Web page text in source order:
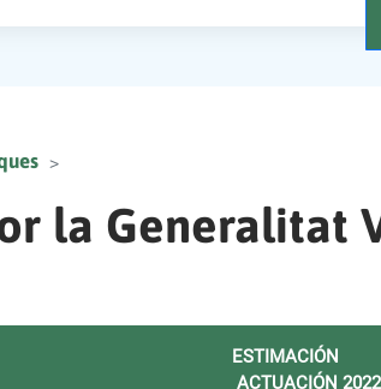
la Generalitat
ESTIMACIÓN
ACTUACIÓN 2022